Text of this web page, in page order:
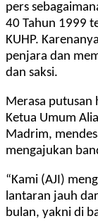
pers
40 Tahun 1999
KUHP.
penjara dan
dan saksi.
Merasa
Ketua Umum
Madrim,
mengajukan
“Kami (AJI)
lantaran jauh
bulan, yakni di